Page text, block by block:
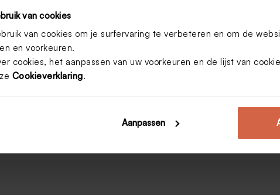
van cookies
van cookies om je surfervaring te verbeteren en om de
en voorkeuren.
cookies, het aanpassen van uw voorkeuren en de lijst van
Cookieverklaring.
Aanpassen
ander! Onze ervaring in en passie voor
in je eigen stijl aan met onze